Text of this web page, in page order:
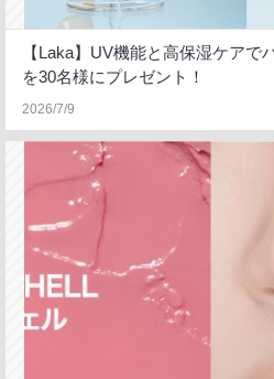
【Laka】UV機能と高保湿ケアで
を30名様にプレゼント！
2026/7/9